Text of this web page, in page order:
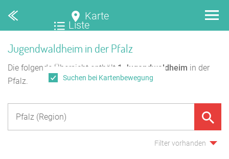
Karte
Liste
Jugendwaldheim in der Pfalz
Die folgende Übersicht enthält 1 Jugendwaldheim in der
Pfalz.
Filter vorhanden
Suchen bei Kartenbewegung